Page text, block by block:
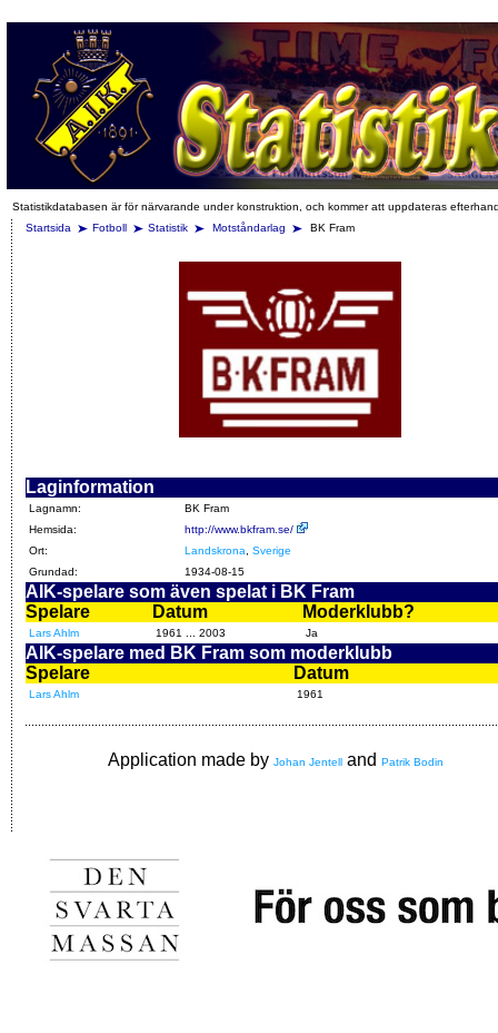
Statistikdatabasen är för närvarande under konstruktion, och kommer att uppdateras
Startsida
Fotboll Statistik Motståndarlag BK Fram
Laginformation
Lagnamn:
BK Fram
Hemsida:
http://www.bkfram.se/
Ort:
Landskrona, Sverige
Grundad:
1934-08-15
AIK-spelare som även spelat i BK Fram
Spelare
Datum Moderklubb?
Lars Ahlm 1961 ... 2003 Ja
AIK-spelare med BK Fram som moderklubb
Spelare
Datum
Lars Ahlm 1961
Application made by Johan Jentell and Patrik Bodin